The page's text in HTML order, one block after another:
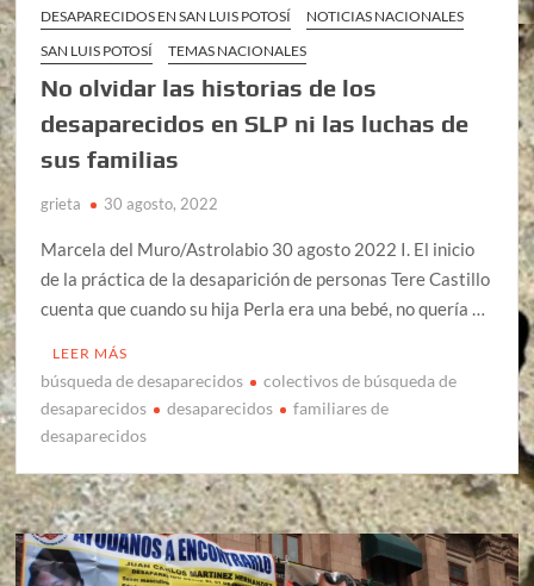
DESAPARECIDOS EN SAN LUIS POTOSÍ
NOTICIAS NACIONALES
SAN LUIS POTOSÍ
TEMAS NACIONALES
No olvidar las historias de los
desaparecidos en SLP ni las luchas de
sus familias
grieta 30 agosto, 2022
Marcela del Muro/Astrolabio 30 agosto 2022 I. El inicio
de la práctica de la desaparición de personas Tere Castillo
cuenta que cuando su hija Perla era una bebé, no quería …
LEER MÁS
búsqueda de desaparecidos
colectivos de búsqueda de
desaparecidos
desaparecidos
familiares de
desaparecidos